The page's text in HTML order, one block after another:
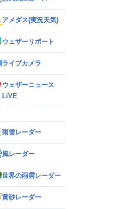
アメダス(実況天気)
ウェザーリポート
ライブカメラ
ウェザーニュース
LiVE
雨雪レーダー
風レーダー
世界の雨雲レーダー
黄砂レーダー